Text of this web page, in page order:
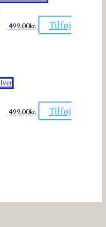
499,00kr. Tilføj
499,00kr. Tilføj